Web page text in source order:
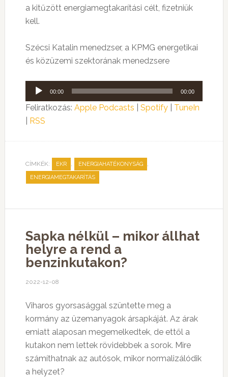
a kitűzött energiamegtakarítási célt, fizetniük
kell.
Szécsi Katalin menedzser, a KPMG energetikai
és közüzemi szektorának menedzsere
Audió
lejátszó
00:00 00:00
Feliratkozás: Apple Podcasts Spotify| TuneIn
RSS
CÍMKÉK: EKR , ENERGIAHATÉKONYSÁG ,
ENERGIAMEGTAKARÍTÁS
Sapka nélkül – mikor állhat
helyre a rend a
benzinkutakon?
2022-12-08
Viharos gyorsasággal szüntette meg a
kormány az üzemanyagok ársapkáját. Az árak
emiatt alaposan megemelkedtek, de ettől a
kutakon nem lettek rövidebbek a sorok. Mire
számíthatnak az autósok, mikor normalizálódik
a helyzet?